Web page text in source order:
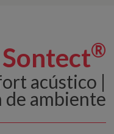
Sontect®
acústico |
de ambiente